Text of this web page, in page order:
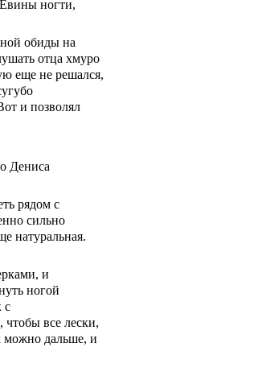
ногти,
обиды на
отца хмуро
еще не решался,
и позволял
Дениса
рядом с
сильно
натуральная.
и
ногой
с
чтобы все лески,
можно дальше, и